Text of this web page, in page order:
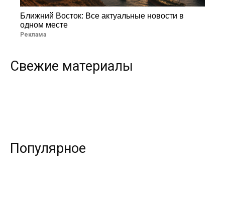
Ближний Восток: Все актуальные новости в
одном месте
Реклама
Свежие материалы
Популярное